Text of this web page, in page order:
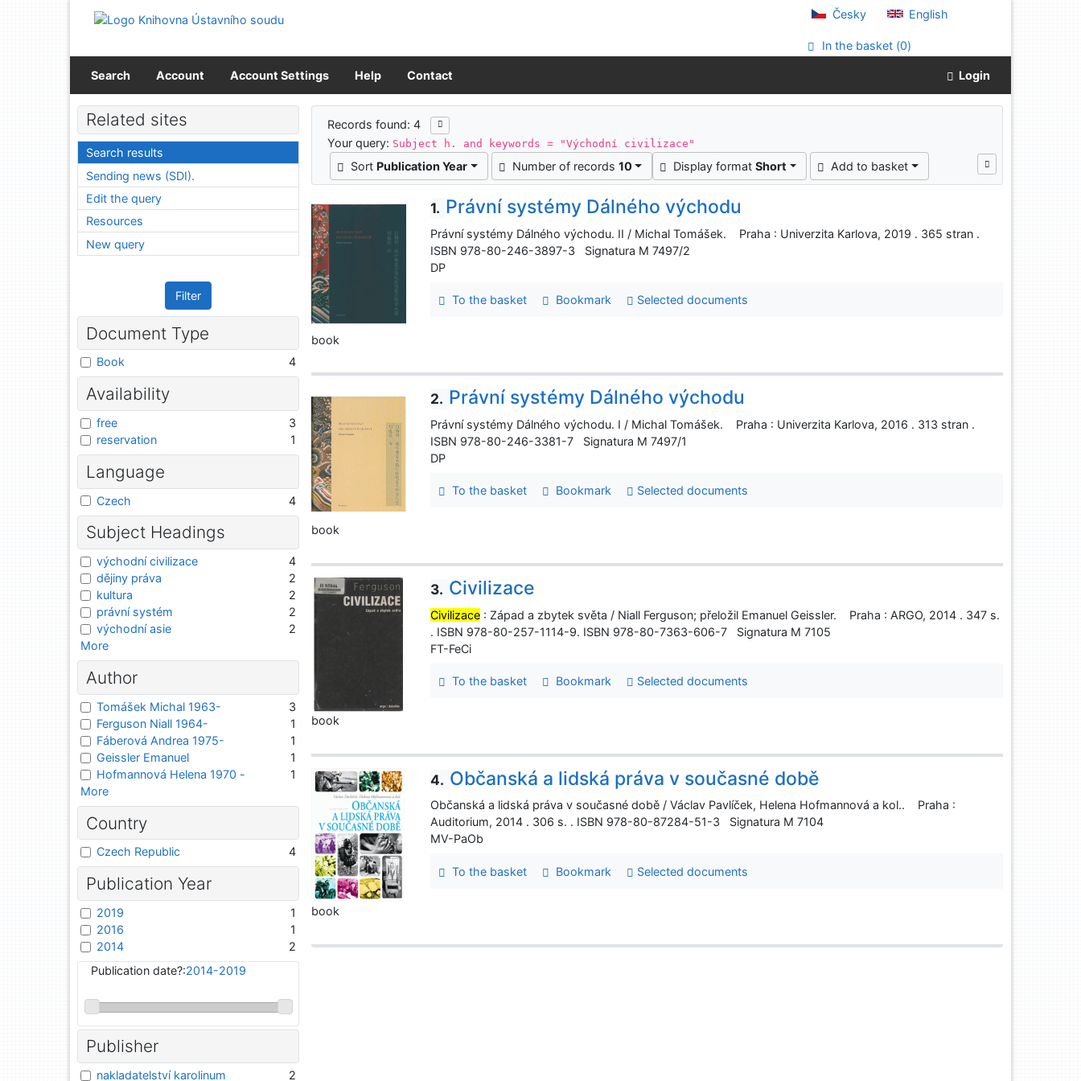
Go to menu
Česky English
In the basket (0)
Search Account Account Settings Help Contact Login
Search results
Records found: 4
Your query: Subject h. and keywords = "Východní civilizace"
Sort Publication Year Number of records 10 Display format Short Add to basket
1. Právní systémy Dálného východu
Právní systémy Dálného východu. II / Michal Tomášek. Praha : Univerzita Karlova, 2019 . 365 stran .
ISBN 978-80-246-3897-3 Signatura M 7497/2
DP
To the basket Bookmark Selected documents
book
2. Právní systémy Dálného východu
Právní systémy Dálného východu. I / Michal Tomášek. Praha : Univerzita Karlova, 2016 . 313 stran .
ISBN 978-80-246-3381-7 Signatura M 7497/1
DP
To the basket Bookmark Selected documents
book
3. Civilizace
Civilizace : Západ a zbytek světa / Niall Ferguson; přeložil Emanuel Geissler. Praha : ARGO, 2014 . 347 s.
. ISBN 978-80-257-1114-9. ISBN 978-80-7363-606-7 Signatura M 7105
FT-FeCi
To the basket Bookmark Selected documents
book
4. Občanská a lidská práva v současné době
Občanská a lidská práva v současné době / Václav Pavlíček, Helena Hofmannová a kol.. Praha :
Auditorium, 2014 . 306 s. . ISBN 978-80-87284-51-3 Signatura M 7104
MV-PaOb
To the basket Bookmark Selected documents
book
Related sites
Search results
Sending news (SDI).
Edit the query
Resources
New query
Filter
Document Type
Book 4
Availability
free
3
reservation
1
Language
Czech 4
Subject Headings
východní civilizace
4
dějiny práva
2
kultura
2
právní systém
2
východní asie
2
More
Author
Tomášek Michal 1963-
3
Ferguson Niall 1964-
1
Fáberová Andrea 1975-
1
Geissler Emanuel
1
Hofmannová Helena 1970 -
1
More
Country
Czech Republic 4
Publication Year
2019
1
2016
1
2014
2
Publication date?:2014-2019
Publisher
nakladatelství karolinum 2